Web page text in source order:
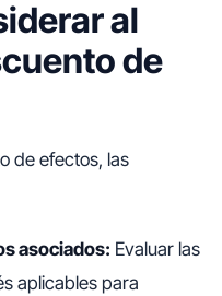
al
de
de efectos, las
asociados: Evaluar las
aplicables para